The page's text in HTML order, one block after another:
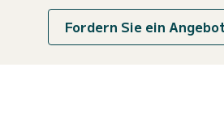
Fordern Sie ein